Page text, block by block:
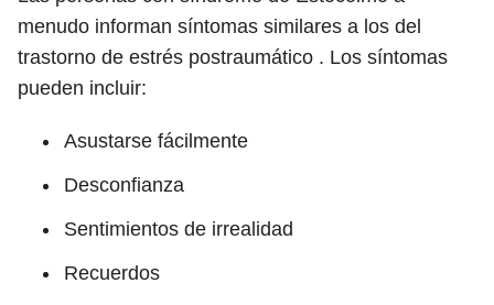
menudo informan síntomas similares a los del
trastorno de estrés postraumático . Los síntomas
pueden incluir:
Asustarse fácilmente
Desconfianza
Sentimientos de irrealidad
Recuerdos